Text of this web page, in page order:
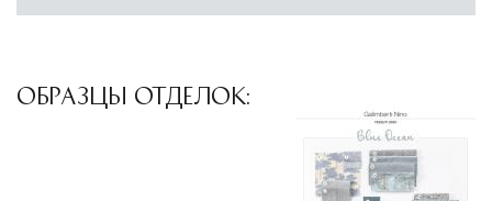
дверных блоков в квартиры и офисы с
Распаковка и расстановка
— специалисты
распаковывают товар и устанавливают его в
ОБРАЗЦЫ ОТДЕЛОК: